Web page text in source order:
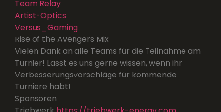
Team Relay
Artist-Optics
Versus_Gaming
Rise of the Avengers Mix
Vielen Dank an alle Teams für die Teilnahme am
Turnier! Lasst es uns gerne wissen, wenn ihr
Verbesserungsvorschläge für kommende
Turniere habt!
Sponsoren